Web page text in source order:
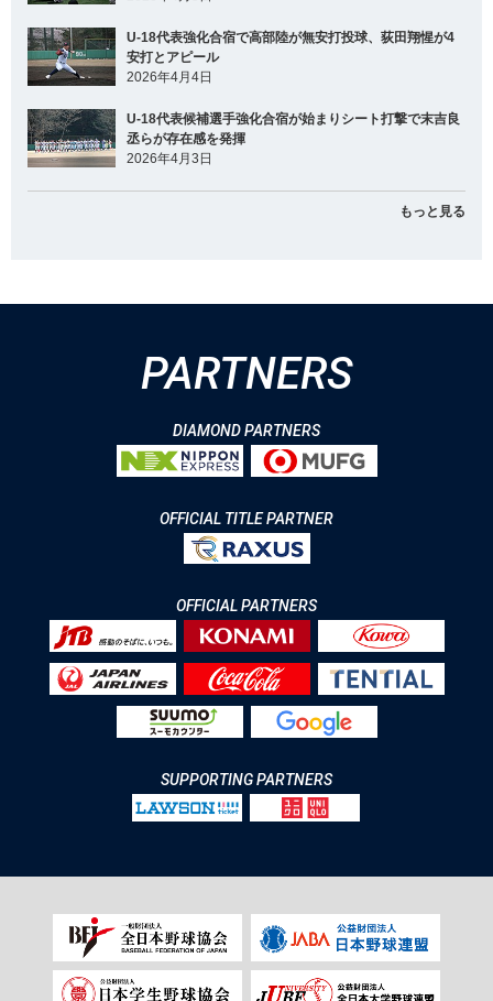
U-18代表強化合宿で高部陸が無安打投球、荻田翔惺が4
安打とアピール
2026年4月4日
U-18代表候補選手強化合宿が始まりシート打撃で末吉良
丞らが存在感を発揮
2026年4月3日
もっと見る
PARTNERS
DIAMOND PARTNERS
OFFICIAL TITLE PARTNER
OFFICIAL PARTNERS
SUPPORTING PARTNERS